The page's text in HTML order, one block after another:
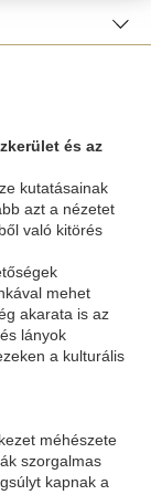
és az
kutatásainak
azt a nézetet
való kitörés
mehet
akarata is az
lányok
a kulturális
méhészete
szorgalmas
kapnak a